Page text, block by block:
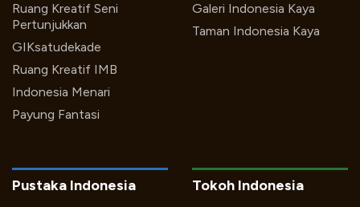
Ruang Kreatif Seni
Pertunjukkan
GIKsatudekade
Ruang Kreatif IMB
Indonesia Menari
Payung Fantasi
Galeri Indonesia Kaya
Taman Indonesia Kaya
Pustaka Indonesia Tokoh Indonesia